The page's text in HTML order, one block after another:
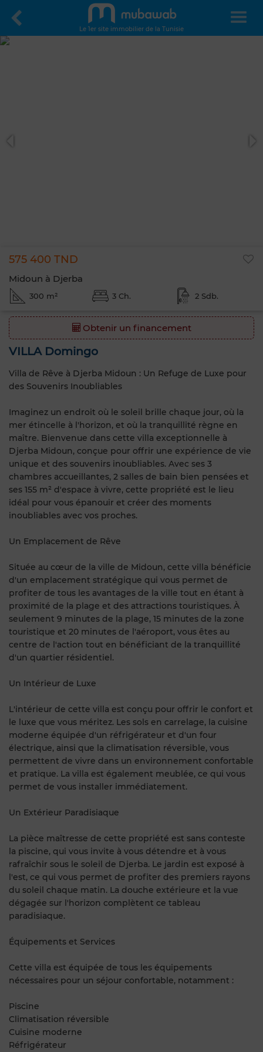
Le 1er site immobilier de la Tunisie
575 400 TND
Midoun à Djerba
300 m² 3 Ch. 2 Sdb.
Obtenir un financement
VILLA Domingo
Villa de Rêve à Djerba Midoun : Un Refuge de Luxe pour
des Souvenirs Inoubliables
Imaginez un endroit où le soleil brille chaque jour, où la
mer étincelle à l'horizon, et où la tranquillité règne en
maître. Bienvenue dans cette villa exceptionnelle à
Djerba Midoun, conçue pour offrir une expérience de vie
unique et des souvenirs inoubliables. Avec ses 3
chambres accueillantes, 2 salles de bain bien pensées et
ses 155 m² d'espace à vivre, cette propriété est le lieu
idéal pour vous épanouir et créer des moments
inoubliables avec vos proches.
Un Emplacement de Rêve
Située au cœur de la ville de Midoun, cette villa bénéficie
d'un emplacement stratégique qui vous permet de
profiter de tous les avantages de la ville tout en étant à
proximité de la plage et des attractions touristiques. À
seulement 9 minutes de la plage, 15 minutes de la zone
touristique et 20 minutes de l'aéroport, vous êtes au
centre de l'action tout en bénéficiant de la tranquillité
d'un quartier résidentiel.
Un Intérieur de Luxe
L'intérieur de cette villa est conçu pour offrir le confort et
le luxe que vous méritez. Les sols en carrelage, la cuisine
moderne équipée d'un réfrigérateur et d'un four
électrique, ainsi que la climatisation réversible, vous
permettent de vivre dans un environnement confortable
et pratique. La villa est également meublée, ce qui vous
permet de vous installer immédiatement.
Un Extérieur Paradisiaque
La pièce maîtresse de cette propriété est sans conteste
la piscine, qui vous invite à vous détendre et à vous
rafraîchir sous le soleil de Djerba. Le jardin est exposé à
l'est, ce qui vous permet de profiter des premiers rayons
du soleil chaque matin. La douche extérieure et la vue
dégagée sur l'horizon complètent ce tableau
paradisiaque.
Équipements et Services
Cette villa est équipée de tous les équipements
nécessaires pour un séjour confortable, notamment :
Piscine
Climatisation réversible
Cuisine moderne
Réfrigérateur